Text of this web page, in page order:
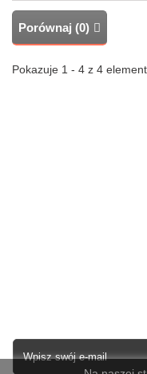
Porównaj (0)
Pokazuje 1 - 4 z 4